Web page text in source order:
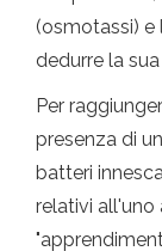
(osmotassi) e
dedurre la
Per
presenza di
batteri
relativi all'uno